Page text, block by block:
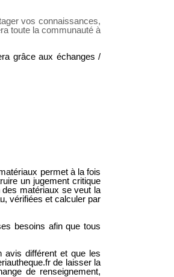
vos connaissances,
toute la communauté à
grâce aux échanges /
permet à la fois
un jugement critique
matériaux se veut la
vérifiées et calculer par
besoins afin que tous
avis différent et que les
de laisser la
de renseignement,